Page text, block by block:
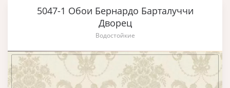
5047-1 Обои Бернардо Барталуччи
Дворец
Водостойкие